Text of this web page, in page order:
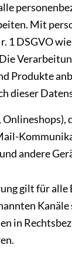
Mit
1 DSGVO
Produkte
dieser
andere
gilt für alle
in